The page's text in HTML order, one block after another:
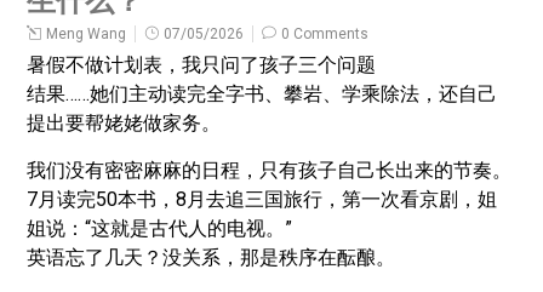
Meng Wang 07/05/2026 0 Comments
暑假不做计划表，我只问了孩子三个问题
结果……她们主动读完全字书、攀岩、学乘除法，还自己
提出要帮姥姥做家务。
我们没有密密麻麻的日程，只有孩子自己长出来的节奏。
7月读完50本书，8月去追三国旅行，第一次看京剧，姐
姐说：“这就是古代人的电视。”
英语忘了几天？没关系，那是秩序在酝酿。